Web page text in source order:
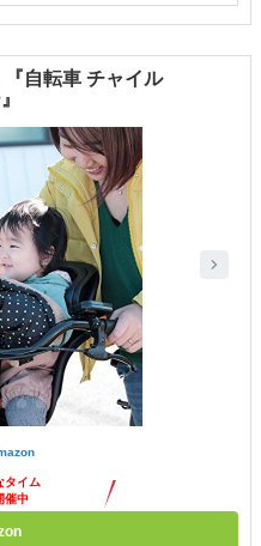
自転車 チャイル
タイム
催中